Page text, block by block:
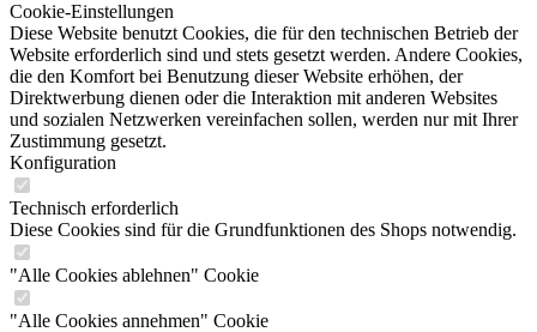
Cookie-Einstellungen
Diese Website benutzt Cookies, die für den technischen Betrieb der
Website erforderlich sind und stets gesetzt werden. Andere Cookies,
die den Komfort bei Benutzung dieser Website erhöhen, der
Direktwerbung dienen oder die Interaktion mit anderen Websites
und sozialen Netzwerken vereinfachen sollen, werden nur mit Ihrer
Zustimmung gesetzt.
Konfiguration
Technisch erforderlich
Diese Cookies sind für die Grundfunktionen des Shops notwendig.
"Alle Cookies ablehnen" Cookie
"Alle Cookies annehmen" Cookie